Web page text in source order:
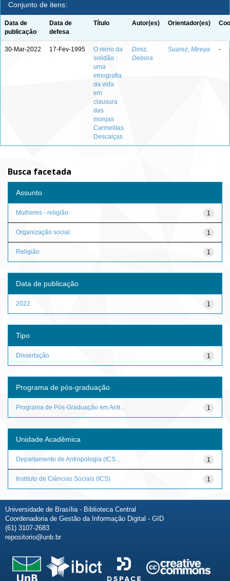
Conjunto de itens:
Data de
publicação
Data de
defesa
Título Autor(es) Orientador(es)
30-Mar-2022 17-Fev-1995
O reino da
solidão :
uma
etnografia
da vida
em
clausura
das
monjas
Carmelitas
Descalças
Diniz,
Debora
Suarez, Mireya -
Busca facetada
Assunto
1
Mulheres - religião
1
Organização social
1
Religião
Data de publicação
1
2022
Tipo
1
Dissertação
Programa de pós-graduação
1
Programa de Pós-Graduação em Antr...
Unidade Acadêmica
1
Departamento de Antropologia (ICS...
1
Instituto de Ciências Sociais (ICS)
Universidade de Brasília - Biblioteca Central
Coordenadoria de Gestão da Informação Digital - GID
(61) 3107-2683
repositorio@unb.br